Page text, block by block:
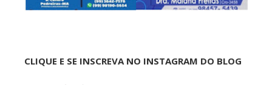
CLIQUE E SE INSCREVA NO INSTAGRAM DO BLOG